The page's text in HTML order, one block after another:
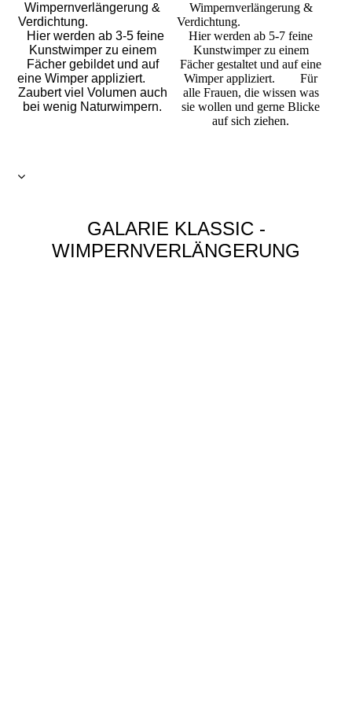
Wimpernverlängerung &
Verdichtung.
Hier werden ab 3-5 feine
Kunstwimper zu einem
Fächer gebildet und auf
eine Wimper appliziert.
Zaubert viel Volumen auch
bei wenig Naturwimpern.
Wimpernverlängerung &
Verdichtung.
Hier werden ab 5-7 feine
Kunstwimper zu einem
Fächer gestaltet und auf eine
Wimper appliziert.Für
alle Frauen, die wissen was
sie wollen und gerne Blicke
auf sich ziehen.
GALARIE KLASSIC -
WIMPERNVERLÄNGERUNG